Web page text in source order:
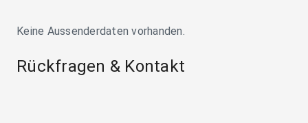
Keine Aussenderdaten vorhanden.
Rückfragen & Kontakt